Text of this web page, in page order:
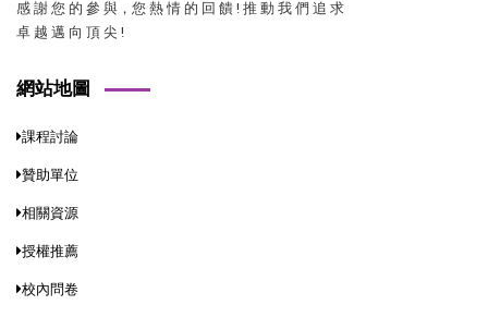
感 謝 您 的 參 與，您 熱 情 的 回 饋 ! 推 動 我 們 追 求
卓 越 邁 向 頂 尖 !
網站地圖
課程討論
贊助單位
相關資源
授權推薦
校內問卷